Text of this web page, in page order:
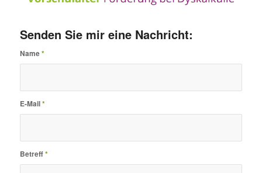
Senden Sie mir eine Nachricht:
Name*
E-Mail*
Betreff*